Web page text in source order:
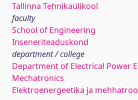
Tallinna Tehnikaülikool
faculty
School of Engineering
Inseneriteaduskond
department / college
Department of Electrical Power
Mechatronics
Elektroenergeetika ja